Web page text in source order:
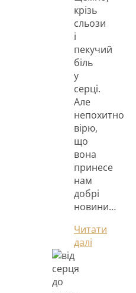
крізь
сльози
і
пекучий
біль
у
серці.
Але
непохитно
вірю,
що
вона
принесе
нам
добрі
новини…
Читати
далі